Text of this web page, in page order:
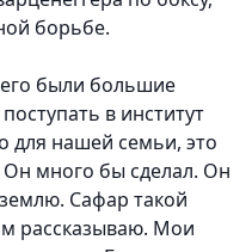
борьбе.
были большие
в институт
для нашей семьи, это
Он много бы сделал. Он
Сафар такой
рассказываю. Мои